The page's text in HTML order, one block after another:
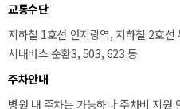
교통수단
지하철 1호선 안지랑역, 지하철 2호
시내버스 순환3, 503, 623 등
주차안내
병원 내 주차는 가능하나 주차비 지원